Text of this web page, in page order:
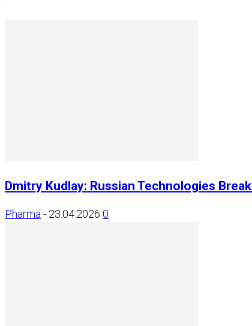
Dmitry Kudlay: Russian Technologies
Pharma - 23.04.2026 0